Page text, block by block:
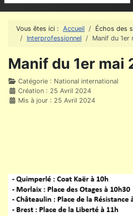
Vous êtes ici : Accueil
Échos des
Interprofessionnel
Manif du 1er
Manif du 1er mai
DétailsCatégorie : National international
Création : 25 Avril 2024
Mis à jour : 25 Avril 2024